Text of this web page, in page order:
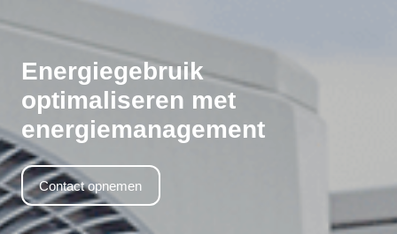
Energiegebruik
optimaliseren met
energiemanagement
Contact opnemen